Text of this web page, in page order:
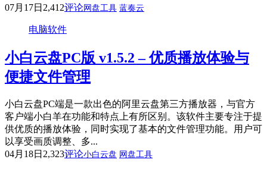
07月17日 2,412评论网盘工具 蓝奏云
电脑软件
小白云盘PC版 v1.5.2 – 优质播放体验与
便捷文件管理
小白云盘PC端是一款出色的阿里云盘第三方播放器，与官方
客户端小白羊在功能和特点上有所区别。该软件主要专注于提
供优质的播放体验，同时实现了基本的文件管理功能。用户可
以享受画质调整、多...
04月18日 2,323评论小白云盘 网盘工具